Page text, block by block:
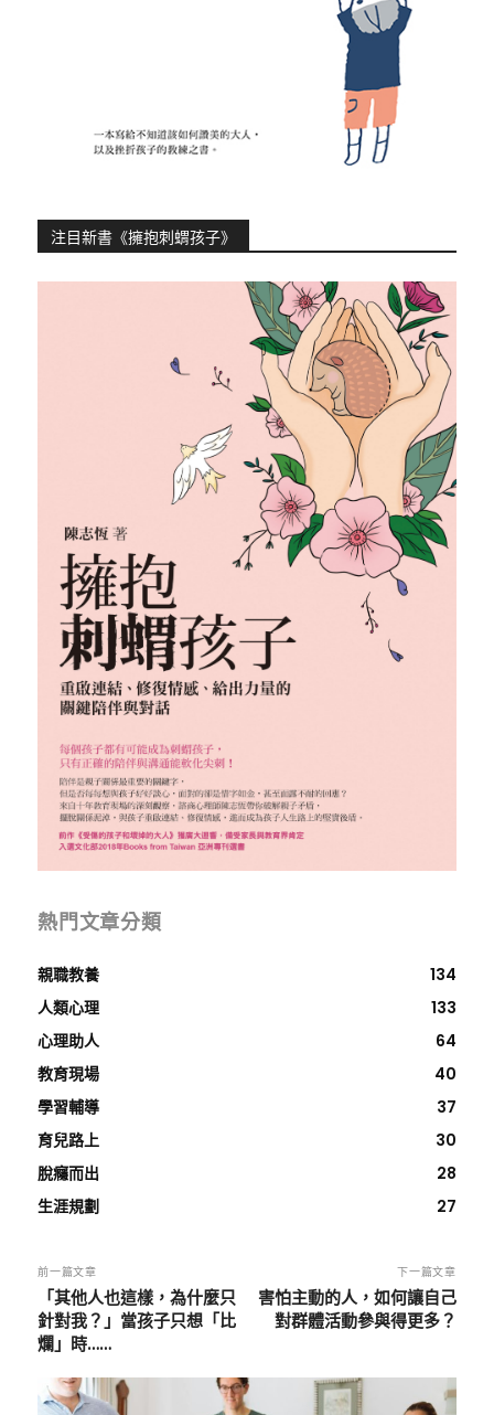
注目新書《擁抱刺蝟孩子》
熱門文章分類
親職教養
134
人類心理
133
心理助人
64
教育現場
40
學習輔導
37
育兒路上
30
脫癮而出
28
生涯規劃
27
前一篇文章
「其他人也這樣，為什麼只
針對我？」當孩子只想「比
爛」時……
下一篇文章
害怕主動的人，如何讓自己
對群體活動參與得更多？